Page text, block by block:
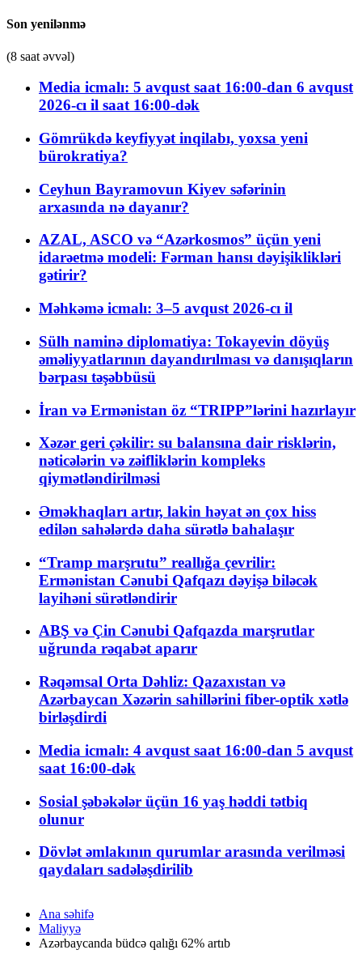
Son yenilənmə
(8 saat əvvəl)
Media icmalı: 5 avqust saat 16:00-dan 6 avqust
2026-cı il saat 16:00-dək
Gömrükdə keyfiyyət inqilabı, yoxsa yeni
bürokratiya?
Ceyhun Bayramovun Kiyev səfərinin
arxasında nə dayanır?
AZAL, ASCO və “Azərkosmos” üçün yeni
idarəetmə modeli: Fərman hansı dəyişiklikləri
gətirir?
Məhkəmə icmalı: 3–5 avqust 2026-cı il
Sülh naminə diplomatiya: Tokayevin döyüş
əməliyyatlarının dayandırılması və danışıqların
bərpası təşəbbüsü
İran və Ermənistan öz “TRIPP”lərini hazırlayır
Xəzər geri çəkilir: su balansına dair risklərin,
nəticələrin və zəifliklərin kompleks
qiymətləndirilməsi
Əməkhaqları artır, lakin həyat ən çox hiss
edilən sahələrdə daha sürətlə bahalaşır
“Tramp marşrutu” reallığa çevrilir:
Ermənistan Cənubi Qafqazı dəyişə biləcək
layihəni sürətləndirir
ABŞ və Çin Cənubi Qafqazda marşrutlar
uğrunda rəqabət aparır
Rəqəmsal Orta Dəhliz: Qazaxıstan və
Azərbaycan Xəzərin sahillərini fiber-optik xətlə
birləşdirdi
Media icmalı: 4 avqust saat 16:00-dan 5 avqust
saat 16:00-dək
Sosial şəbəkələr üçün 16 yaş həddi tətbiq
olunur
Dövlət əmlakının qurumlar arasında verilməsi
qaydaları sadələşdirilib
Ana səhifə
Maliyyə
Azərbaycanda büdcə qalığı 62% artıb